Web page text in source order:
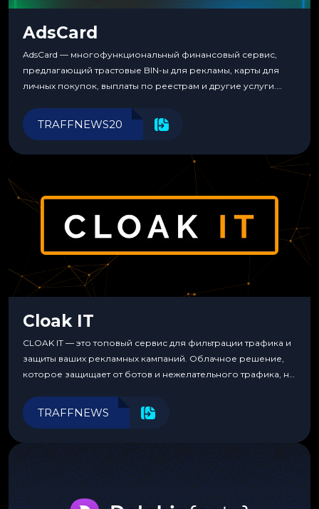
AdsCard
AdsCard — многофункциональный финансовый сервис,
предлагающий трастовые BIN-ы для рекламы, карты для
личных покупок, выплаты по реестрам и другие услуги.
инструменты для управления финансами.
TRAFFNEWS20
Cloak IT
CLOAK IT — это топовый сервис для фильтрации трафика и
защиты ваших рекламных кампаний. Облачное решение,
которое защищает от ботов и нежелательного трафика, не
программирования.
TRAFFNEWS